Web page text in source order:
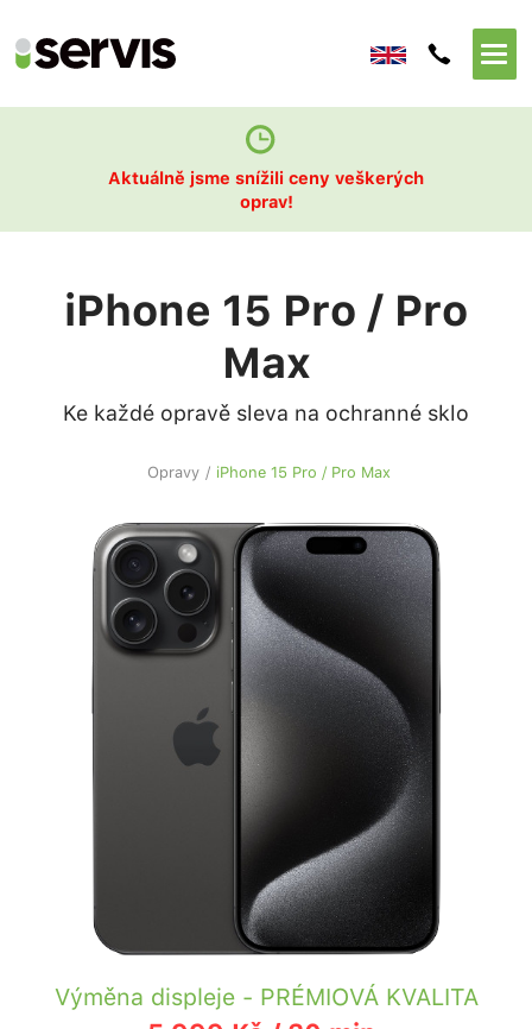
Aktuálně jsme snížili ceny veškerých
oprav!
iPhone 15 Pro / Pro
Max
Ke každé opravě sleva na ochranné sklo
Opravy / iPhone 15 Pro / Pro Max
Výměna displeje - PRÉMIOVÁ KVALITA